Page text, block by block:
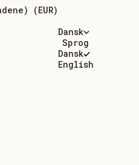
(EUR)
Dansk
Sprog
Dansk
English